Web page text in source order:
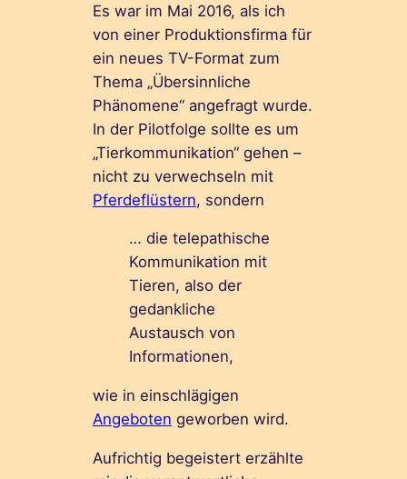
Es war im Mai 2016, als ich
von einer Produktionsfirma für
ein neues TV-Format zum
Thema „Übersinnliche
Phänomene“ angefragt wurde.
In der Pilotfolge sollte es um
„Tierkommunikation“ gehen –
nicht zu verwechseln mit
Pferdeflüstern, sondern
… die telepathische
Kommunikation mit
Tieren, also der
gedankliche
Austausch von
Informationen,
wie in einschlägigen
Angeboten geworben wird.
Aufrichtig begeistert erzählte